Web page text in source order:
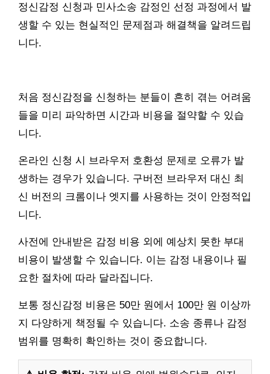
정신감정 신청과 민사소송 감정인 선정 과정에서 발
생할 수 있는 현실적인 문제점과 해결책을 알려드립
니다.
처음 정신감정을 신청하는 분들이 흔히 겪는 어려움
들을 미리 파악하면 시간과 비용을 절약할 수 있습
니다.
온라인 신청 시 브라우저 호환성 문제로 오류가 발
생하는 경우가 있습니다. 구버전 브라우저 대신 최
신 버전의 크롬이나 엣지를 사용하는 것이 안정적입
니다.
사전에 안내받은 감정 비용 외에 예상치 못한 부대
비용이 발생할 수 있습니다. 이는 감정 내용이나 필
요한 절차에 따라 달라집니다.
보통 정신감정 비용은 50만 원에서 100만 원 이상까
지 다양하게 책정될 수 있습니다. 소송 종류나 감정
범위를 명확히 확인하는 것이 중요합니다.